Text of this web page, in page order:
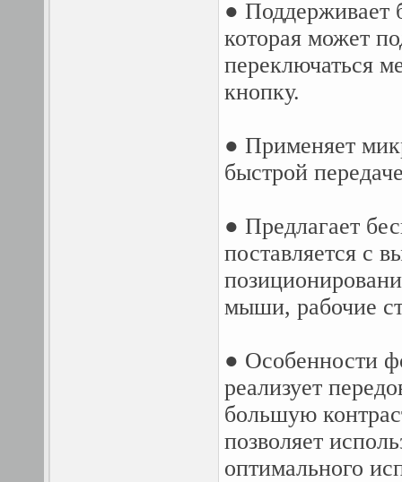
● Поддерживает
которая может
переключаться
кнопку.
● Применяет
быстрой
● Предлагает
поставляется с
мыши, рабочие
● Особенности
реализует
большую
позволяет
оптимального